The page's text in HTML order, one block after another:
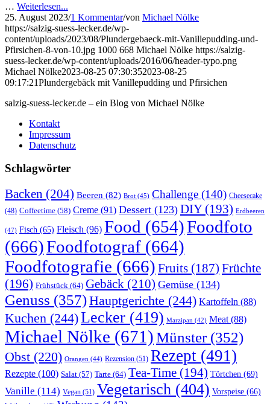
… Weiterlesen...
25. August 2023/1 Kommentar/von Michael Nölke
https://salzig-suess-lecker.de/wp-
content/uploads/2023/08/Plundergebaeck-mit-Vanillepudding-und-
Pfirsichen-8-von-10.jpg 1000 668 Michael Nölke https://salzig-
suess-lecker.de/wp-content/uploads/2016/06/header-typo.png
Michael Nölke2023-08-25 07:30:352023-08-25
09:17:21Plundergebäck mit Vanillepudding und Pfirsichen
salzig-suess-lecker.de – ein Blog von Michael Nölke
Kontakt
Impressum
Datenschutz
Schlagwörter
Backen (204) Beeren (82) Brot (45) Challenge (140) Cheesecake
(48) Coffeetime (58) Creme (91) Dessert (123) DIY(193) Erdbeeren
(47) Fisch (65) Fleisch (96) Food (654)Foodfoto
(666)Foodfotograf (664)
Foodfotografie (666) Fruits (187) Früchte
(196) Frühstück (64) Gebäck (210) Gemüse (134)
Genuss (357)Hauptgerichte (244) Kartoffeln (88)
Kuchen (244)Lecker (419) Marzipan (42) Meat (88)
Michael Nölke (671)Münster(352)
Obst (220) Orangen (44) Rezension (51) Rezept (491)
Rezepte (100) Salat (57) Tarte (64) Tea-Time (194) Törtchen (69)
Vanille (114) Vegan (51) Vegetarisch (404) Vorspeise (66)